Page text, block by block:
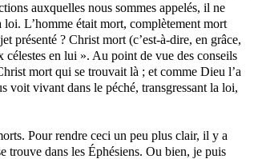
auxquelles nous sommes appelés, il ne
L’homme était mort, complètement mort
présenté ? Christ mort (c’est-à-dire, en grâce,
célestes en lui ». Au point de vue des conseils
mort qui se trouvait là ; et comme Dieu l’a
voit vivant dans le péché, transgressant la loi,
Pour rendre ceci un peu plus clair, il y a
trouve dans les Éphésiens. Ou bien, je puis